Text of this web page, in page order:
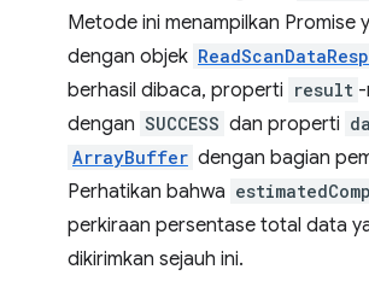
Metode ini menampilkan Promise
dengan objek
berhasil dibaca, properti result
dengan SUCCESS dan properti
ArrayBuffer dengan bagian
Perhatikan bahwa
perkiraan persentase total data
dikirimkan sejauh ini.